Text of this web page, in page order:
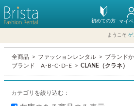
初めての方 マイペ
ようこそ ゲ
全商品 ファッションレンタル
ブランド
ブランド A･B･C･D･E
CLANE（クラネ）
カテゴリを絞り込む：